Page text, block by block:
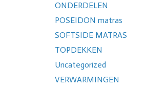
ONDERDELEN
POSEIDON matras
SOFTSIDE MATRAS
TOPDEKKEN
Uncategorized
VERWARMINGEN